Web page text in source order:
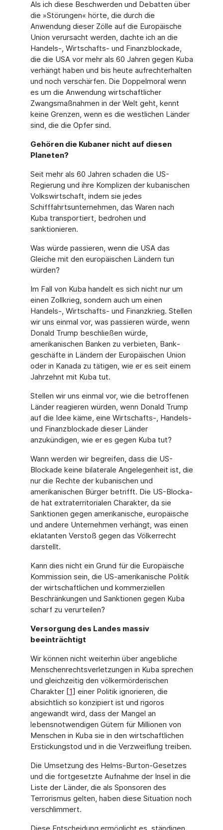
Als ich diese Beschwerden und Debatten über
die »Störungen« hörte, die durch die
Anwendung dieser Zölle auf die Europäische
Union verursacht werden, dachte ich an die
Handels-, Wirtschafts- und Finanzblockade,
die die USA vor mehr als 60 Jahren gegen Kuba
verhängt haben und bis heute aufrechterhalten
und noch verschärfen. Die Doppelmoral wenn
es um die Anwendung wirtschaftlicher
Zwangsmaßnahmen in der Welt geht, kennt
keine Grenzen, wenn es die westlichen Länder
sind, die die Opfer sind.
Gehören die Kubaner nicht auf diesen
Planeten?
Seit mehr als 60 Jahren schaden die US-
Regierung und ihre Komplizen der kubanischen
Volkswirtschaft, indem sie jedes
Schifffahrtsunternehmen, das Waren nach
Kuba trans­portiert, bedrohen und
sanktionieren.
Was würde passieren, wenn die USA das
Gleiche mit den europäischen Ländern tun
würden?
Im Fall von Kuba handelt es sich nicht nur um
einen Zollkrieg, sondern auch um einen
Handels-, Wirtschafts- und Finanzkrieg. Stellen
wir uns einmal vor, was passieren wür­de, wenn
Donald Trump beschließen würde,
amerikanischen Banken zu verbieten, Bank­
geschäfte in Ländern der Europäischen Union
oder in Kanada zu tätigen, wie er es seit einem
Jahrzehnt mit Kuba tut.
Stellen wir uns einmal vor, wie die betroffenen
Länder reagieren würden, wenn Donald Trump
auf die Idee käme, eine Wirtschafts-, Handels-
und Finanzblockade dieser Länder
anzukündigen, wie er es gegen Kuba tut?
Wann werden wir begreifen, dass die US-
Blockade keine bilaterale Angelegenheit ist, die
nur die Rechte der kubanischen und
amerikanischen Bürger betrifft. Die US-Blocka­
de hat extraterritorialen Charakter, da sie
Sanktionen gegen amerikanische, europäi­sche
und andere Unternehmen verhängt, was einen
eklatanten Verstoß gegen das Völ­kerrecht
darstellt.
Kann dies nicht ein Grund für die Europäische
Kommission sein, die US-amerikanische Politik
der wirtschaftlichen und kommerziellen
Beschränkungen und Sanktionen gegen Kuba
scharf zu verurteilen?
Versorgung des Landes massiv
beeinträchtigt
Wir können nicht weiterhin über angebliche
Menschenrechtsverletzungen in Kuba spre­chen
und gleichzeitig den völkermörderischen
Charakter [1] einer Politik ignorieren, die
absichtlich so konzipiert ist und rigoros
angewandt wird, dass der Mangel an
lebensnot­wendigen Gütern für Millionen von
Menschen in Kuba sie in den wirtschaftlichen
Erstickungstod und in die Verzweiflung treiben.
Die Umsetzung des Helms-Burton-Gesetzes
und die fortgesetzte Aufnahme der Insel in die
Liste der Länder, die als Sponsoren des
Terrorismus gelten, haben diese Situation noch
verschlimmert.